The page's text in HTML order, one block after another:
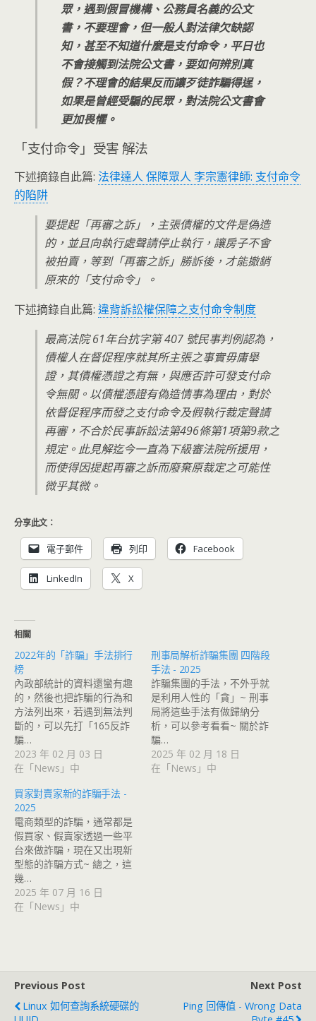
眾，遇到假冒機構、公務員名義的公文
書，不要理會，但一般人對法律欠缺認
知，甚至不知道什麼是支付命令，平日也
不會接觸到法院公文書，要如何辨別真
假？不理會的結果反而讓歹徒詐騙得逞，
如果是曾經受騙的民眾，對法院公文書會
更加畏懼。
「支付命令」受害 解法
下述摘錄自此篇: 法律達人 保障眾人 李宗憲律師: 支付命令
的陷阱
要提起「再審之訴」，主張債權的文件是偽造
的，並且向執行處聲請停止執行，讓房子不會
被拍賣，等到「再審之訴」勝訴後，才能撤銷
原來的「支付命令」。
下述摘錄自此篇: 違背訴訟權保障之支付命令制度
最高法院 61年台抗字第 407 號民事判例認為，
債權人在督促程序就其所主張之事實毋庸舉
證，其債權憑證之有無，與應否許可發支付命
令無關。以債權憑證有偽造情事為理由，對於
依督促程序而發之支付命令及假執行裁定聲請
再審，不合於民事訴訟法第496條第1項第9款之
規定。此見解迄今一直為下級審法院所援用，
而使得因提起再審之訴而廢棄原裁定之可能性
微乎其微。
分享此文：
電子郵件 列印 Facebook
LinkedIn X
相關
2022年的「詐騙」手法排行
榜
內政部統計的資料還蠻有趣
的，然後也把詐騙的行為和
方法列出來，若遇到無法判
斷的，可以先打「165反詐
騙…
2023 年 02 月 03 日
在「News」中
刑事局解析詐騙集團 四階段
手法 - 2025
詐騙集團的手法，不外乎就
是利用人性的「貪」~ 刑事
局將這些手法有做歸納分
析，可以參考看看~ 關於詐
騙…
2025 年 02 月 18 日
在「News」中
買家對賣家新的詐騙手法 -
2025
電商類型的詐騙，通常都是
假買家、假賣家透過一些平
台來做詐騙，現在又出現新
型態的詐騙方式~ 總之，這
幾…
2025 年 07 月 16 日
在「News」中
Previous Post
Linux 如何查詢系統硬碟的
Next Post
Ping 回傳值 - Wrong Data